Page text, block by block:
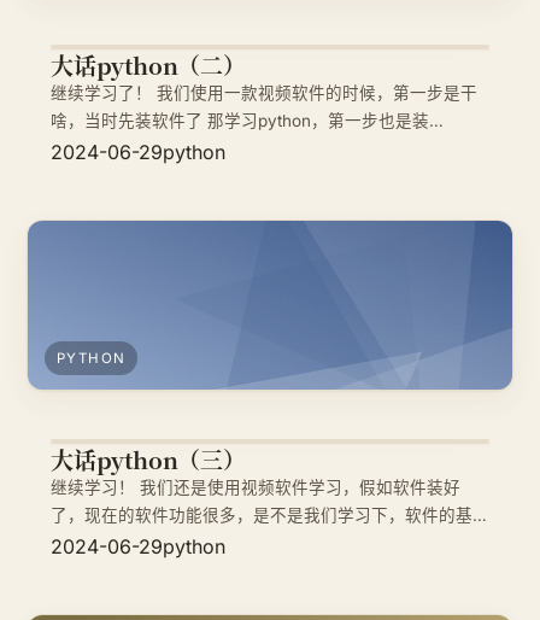
大话python（二）
继续学习了！ 我们使用一款视频软件的时候，第一步是干
啥，当时先装软件了 那学习python，第一步也是装
python。 下载网址 https://www.python.org/downloads/
2024-06-29python
PYTHON
大话python（三）
继续学习！ 我们还是使用视频软件学习，假如软件装好
了，现在的软件功能很多，是不是我们学习下，软件的基本
操作，例如视频如何快进、如何开启弹幕，如何全屏，是不
2024-06-29python